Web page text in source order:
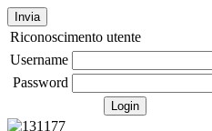
Invia
Riconoscimento utente
Username
Password